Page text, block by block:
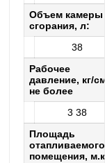
Объем камеры
сгорания, л:
38
Рабочее
давление, кг/
не более
3 38
Площадь
отапливаемого
помещения,